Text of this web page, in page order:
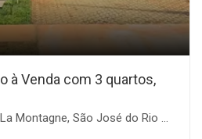
à Venda com 3 quartos,
São José do Rio Preto-SP